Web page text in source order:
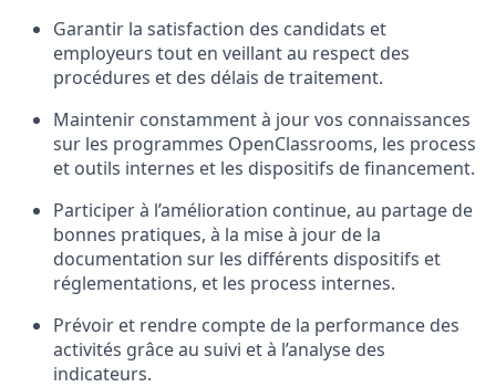
Garantir la satisfaction des candidats et
employeurs tout en veillant au respect des
procédures et des délais de traitement.
Maintenir constamment à jour vos connaissances
sur les programmes OpenClassrooms, les process
et outils internes et les dispositifs de financement.
Participer à l’amélioration continue, au partage de
bonnes pratiques, à la mise à jour de la
documentation sur les différents dispositifs et
réglementations, et les process internes.
Prévoir et rendre compte de la performance des
activités grâce au suivi et à l’analyse des
indicateurs.